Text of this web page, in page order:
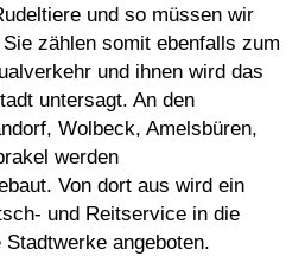
und so müssen wir
zählen somit ebenfalls zum
und ihnen wird das
untersagt. An den
Wolbeck, Amelsbüren,
werden
Von dort aus wird ein
und Reitservice in die
angeboten.